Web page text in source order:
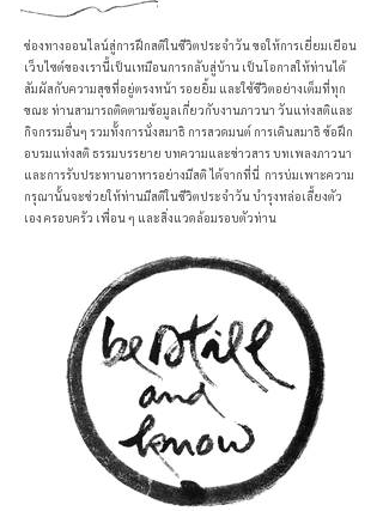
ช่องทางออนไลน์สู่การฝึกสติในชีวิตประจำวัน ขอให้การเยี่ยมเยือน
เว็บไซต์ของเรานี้เป็นเหมือนการกลับสู่บ้าน เป็นโอกาสให้ท่านได้
สัมผัสกับความสุขที่อยู่ตรงหน้า รอยยิ้ม และใช้ชีวิตอย่างเต็มที่ทุก
ขณะ ท่านสามารถติดตามข้อมูลเกี่ยวกับงานภาวนา วันแห่งสติและ
กิจกรรมอื่นๆ รวมทั้งการนั่งสมาธิ การสวดมนต์ การเดินสมาธิ ข้อฝึก
อบรมแห่งสติ ธรรมบรรยาย บทความและข่าวสาร บทเพลงภาวนา
และการรับประทานอาหารอย่างมีสติ ได้จากที่นี่ การบ่มเพาะความ
กรุณานั้นจะช่วยให้ท่านมีสติในชีวิตประจำวัน บำรุงหล่อเลี้ยงตัว
เอง ครอบครัว เพื่อน ๆ และสิ่งแวดล้อมรอบตัวท่าน